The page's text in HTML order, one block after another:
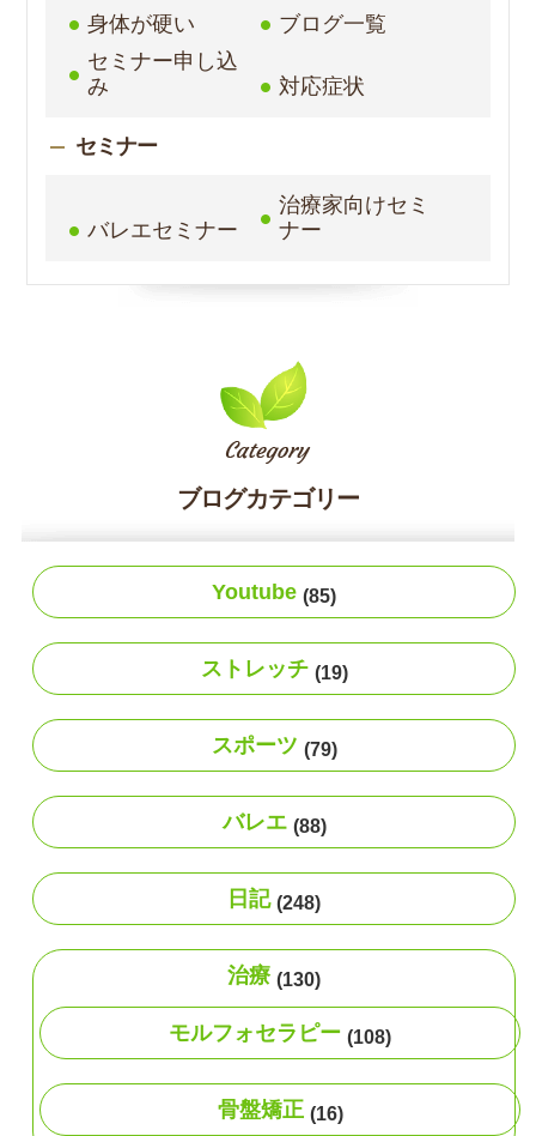
身体が硬い
ブログ一覧
セミナー申し込
み
対応症状
セミナー
バレエセミナー
治療家向けセミ
ナー
ブログカテゴリー
Youtube (85)
ストレッチ (19)
スポーツ (79)
バレエ (88)
日記 (248)
治療 (130)
モルフォセラピー (108)
骨盤矯正 (16)